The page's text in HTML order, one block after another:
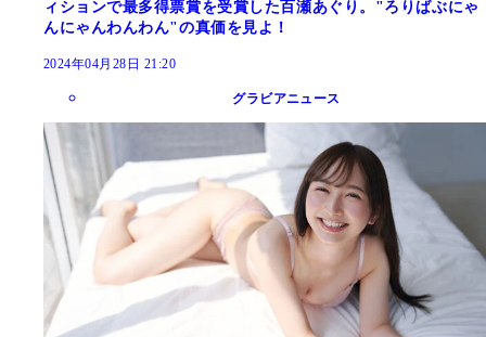
ィションで最多得票賞を受賞した百瀬あぐり。"ろりばぶにゃ
んにゃんわんわん"の真価を見よ！
2024年04月28日 21:20
グラビアニュース